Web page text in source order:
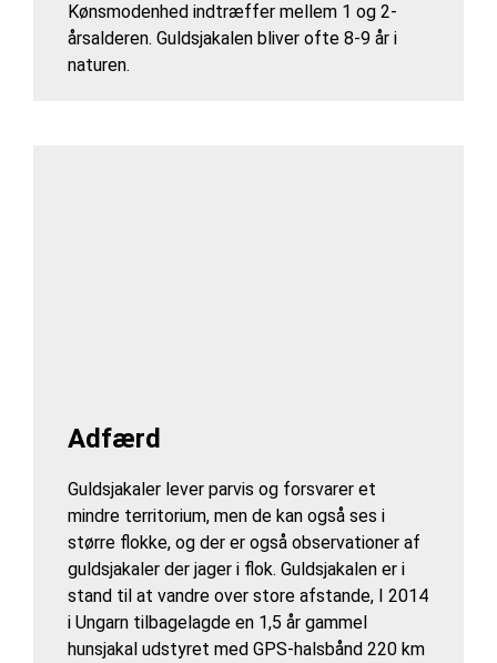
Kønsmodenhed indtræffer mellem 1 og 2-
årsalderen. Guldsjakalen bliver ofte 8-9 år i
naturen.
Adfærd
Guldsjakaler lever parvis og forsvarer et
mindre territorium, men de kan også ses i
større flokke, og der er også observationer af
guldsjakaler der jager i flok. Guldsjakalen er i
stand til at vandre over store afstande, I 2014
i Ungarn tilbagelagde en 1,5 år gammel
hunsjakal udstyret med GPS-halsbånd 220 km